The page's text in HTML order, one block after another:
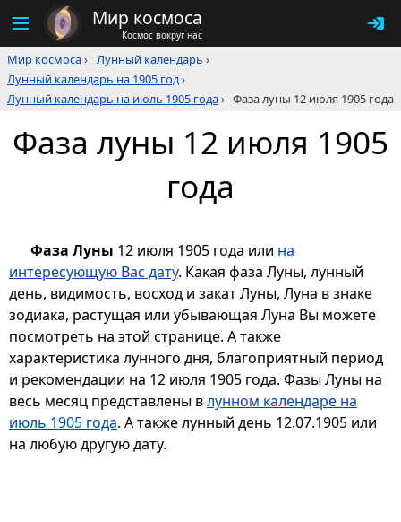
Мир космоса
Космос вокруг нас
Мир космоса› Лунный календарь ›
Лунный календарь на 1905 год›
Лунный календарь на июль 1905 года› Фаза луны 12 июля 1905 года
Фаза луны 12 июля 1905
года
Фаза Луны 12 июля 1905 года или на
интересующую Вас дату. Какая фаза Луны, лунный
день, видимость, восход и закат Луны, Луна в знаке
зодиака, растущая или убывающая Луна Вы можете
посмотреть на этой странице. А также
характеристика лунного дня, благоприятный период
и рекомендации на 12 июля 1905 года. Фазы Луны на
весь месяц представлены влунном календаре на
июль 1905 года. А также лунный день 12.07.1905 или
на любую другую дату.